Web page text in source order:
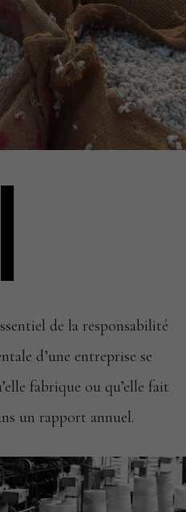
I
de la responsabilité
d’une entreprise se
fabrique ou qu’elle fait
un rapport annuel.